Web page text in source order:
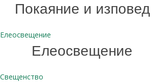
Покаяние и изповед
Елеосвещение
Елеосвещение
Свещенство